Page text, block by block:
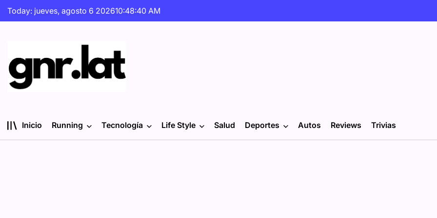
Skip
Today: jueves, agosto 6 202610:48:41 AM
Inicio Running Tecnología Life Style Salud Deportes Autos Reviews Trivias